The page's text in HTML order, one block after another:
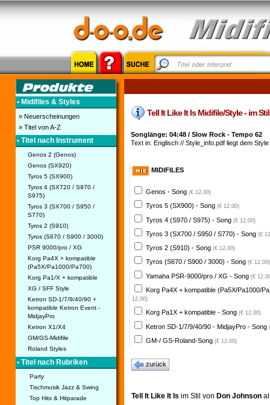
• Midifiles & Styles
» Neuerscheinungen
» Titel von A-Z
• Titel nach Instrument
Genos 2 (Genos)
Genos (SX920)
Tyros 5 (SX900)
Tyros 4 (SX720 / S970 /
S975)
Tyros 3 (SX700 / S950 /
S770)
Tyros 2 (S910)
Tyros (S670 / S900 / 3000)
PSR 9000/pro / XG
Korg Pa4X + kompatible
(Pa5X/Pa1000/Pa700)
Korg Pa1/X + kompatible
XG / SFF Style
Ketron SD-1/7/9/40/90 +
kompatible Ketron Event -
MidjayPro
Ketron X1/X4
GM/GS-Midifile
Roland Styles
• Titel nach Rubriken
Party
Tischmusik Jazz & Swing
Top Hits & Hitparade
Tell It Like It Is Midifile/Style - im
Songlänge: 04:48 / Slow Rock - Tempo 62
Text in: Englisch // Style_info.pdf liegt dem Style
MIDIFILES
Genos - Song (€ 12,00)
Tyros 5 (SX900) - Song (€ 12,00)
Tyros 4 (S970 / S975) - Song (€ 12,00)
Tyros 3 (SX700 / S950 / S770) - Song (€
Tyros 2 (S910) - Song (€ 12,00)
Tyros (S670 / S900 / 3000) - Song (€ 12,00)
Yamaha PSR-9000/pro / XG - Song (€
Korg Pa4X + kompatible (Pa5X/Pa1000/
12,00)
Korg Pa1X + kompatible - Song (€ 12,00)
Ketron SD-1/7/9/40/90 - MidjayPro - Song
GM-/ GS-Roland-Song (€ 12,00)
zurück
Tell It Like It Is im Stil von Don Johnson